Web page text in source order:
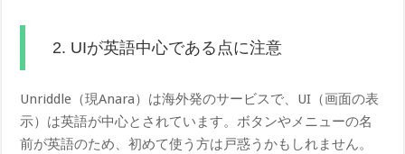
2. UIが英語中心である点に注意
Unriddle（現Anara）は海外発のサービスで、UI（画面の表
示）は英語が中心とされています。ボタンやメニューの名
前が英語のため、初めて使う方は戸惑うかもしれません。